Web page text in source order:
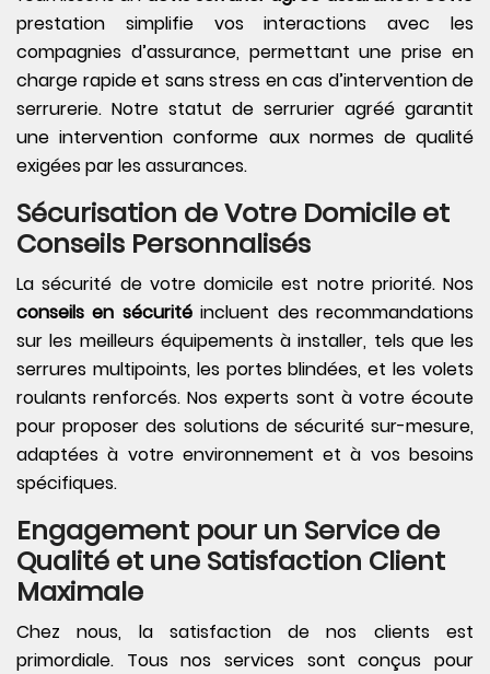
prestation simplifie vos interactions avec les
compagnies d’assurance, permettant une prise en
charge rapide et sans stress en cas d’intervention de
serrurerie. Notre statut de serrurier agréé garantit
une intervention conforme aux normes de qualité
exigées par les assurances.
Sécurisation de Votre Domicile et
Conseils Personnalisés
La sécurité de votre domicile est notre priorité. Nos
conseils en sécuritéincluent des recommandations
sur les meilleurs équipements à installer, tels que les
serrures multipoints, les portes blindées, et les volets
roulants renforcés. Nos experts sont à votre écoute
pour proposer des solutions de sécurité sur-mesure,
adaptées à votre environnement et à vos besoins
spécifiques.
Engagement pour un Service de
Qualité et une Satisfaction Client
Maximale
Chez nous, la satisfaction de nos clients est
primordiale. Tous nos services sont conçus pour